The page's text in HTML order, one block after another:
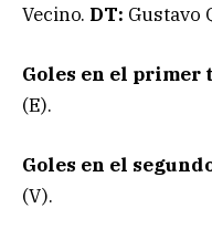
Vecino. DT: Gustavo
Goles en el primer
(E).
Goles en el
(V).